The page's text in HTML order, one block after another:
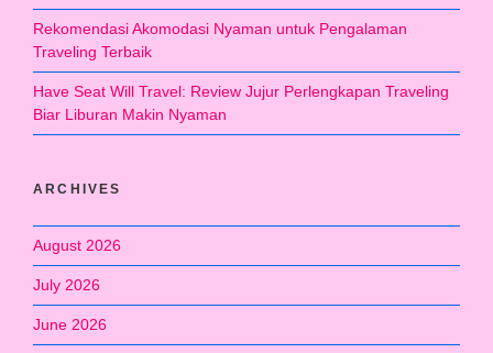
Rekomendasi Akomodasi Nyaman untuk Pengalaman
Traveling Terbaik
Have Seat Will Travel: Review Jujur Perlengkapan Traveling
Biar Liburan Makin Nyaman
ARCHIVES
August 2026
July 2026
June 2026